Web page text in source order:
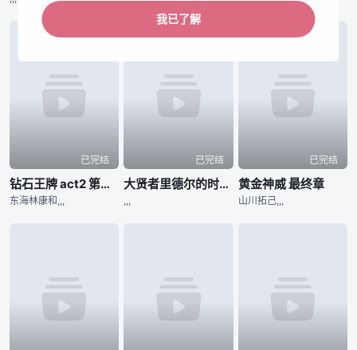
已完结
钻石王牌 act2 第二季
东海林康和,,,
已完结
大贤者里德尔的时空逆行
,,,
已完结
黄金神威 最终章
山川拓己,,,
我已了解